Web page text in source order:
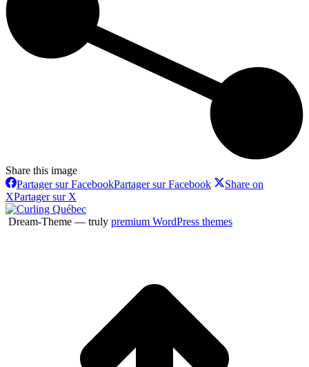
Share this image
Partager sur FacebookPartager sur Facebook
Share on
XPartager sur X
Dream-Theme — truly premium WordPress themes